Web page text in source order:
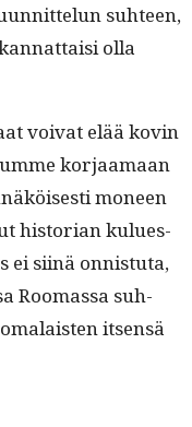
suh­teen,
olla
voivat elää kovin
kor­jaa­maan
mon­een
his­to­ri­an kulues­
ei siinä onnis­tu­ta,
Roomas­sa suh­
itsen­sä